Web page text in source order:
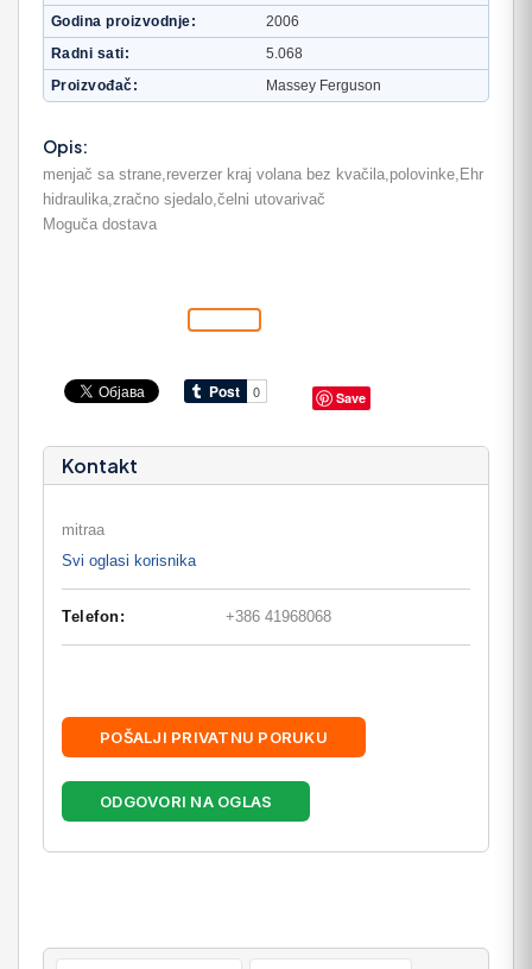
Godina proizvodnje
2006
Radni sati
5.068
Proizvođač
Massey Ferguson
Opis:
menjač sa strane,reverzer kraj volana bez kvačila,polovinke,Ehr
hidraulika,zračno sjedalo,čelni utovarivač
Moguča dostava
Save
Kontakt
mitraa
Svi oglasi korisnika
Telefon: +386 41968068
POŠALJI PRIVATNU PORUKU
ODGOVORI NA OGLAS